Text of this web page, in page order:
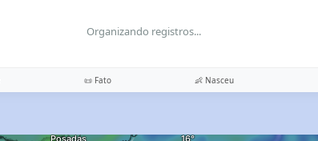
Organizando registros...
📜 Fato 👶 Nasceu